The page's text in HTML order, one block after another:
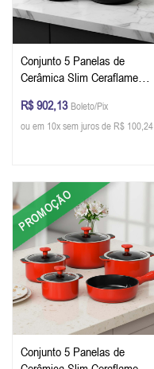
Conjunto 5 Panelas de
Cerâmica Slim Ceraflame
R$ 902,13 Boleto/Pix
ou em 10x sem juros de R$ 100,24
PROMOÇÃO
Conjunto 5 Panelas de